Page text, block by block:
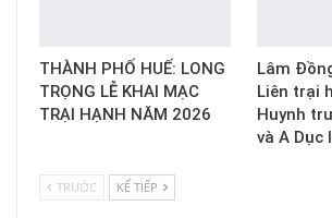
THÀNH PHỐ HUẾ: LONG
TRỌNG LỄ KHAI MẠC
TRẠI HẠNH NĂM 2026
Lâm
Liên trại
Huynh
và A Dục
TRƯỚC KẾ TIẾP